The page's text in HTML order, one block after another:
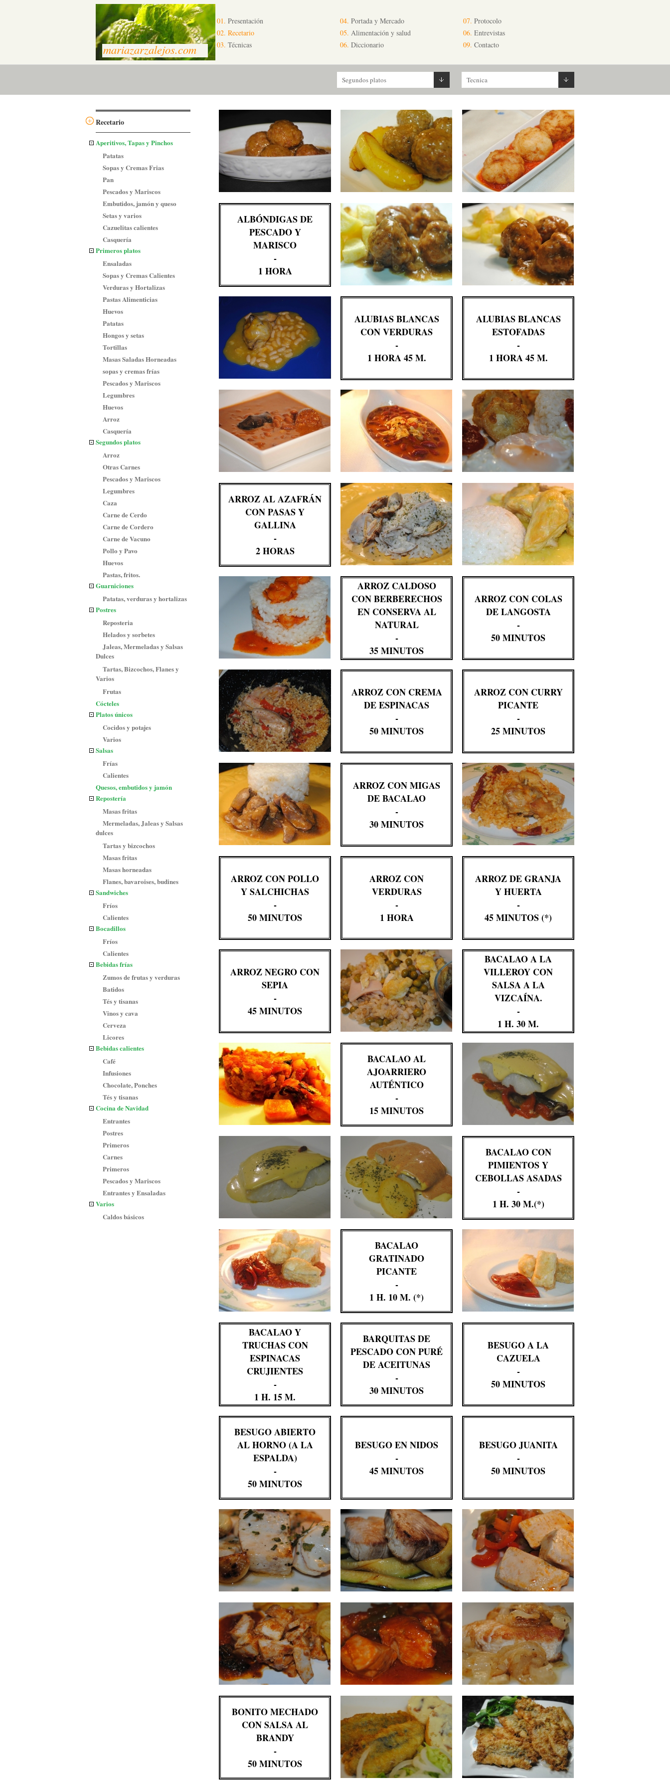
mariazarzalejos.com
01. Presentación 04. Portada y Mercado 07. Protocolo
02. Recetario 05. Alimentación y salud 06. Entrevistas
03. Técnicas 06. Diccionario 09. Contacto
Segundos platos Tecnica
Recetario
Aperitivos, Tapas y Pinchos
Patatas
Sopas y Cremas Frias
Pan
Pescados y Mariscos
Embutidos, jamón y queso
Setas y varios
Cazuelitas calientes
Casquería
Primeros platos
Ensaladas
Sopas y Cremas Calientes
Verduras y Hortalizas
Pastas Alimenticias
Huevos
Patatas
Hongos y setas
Tortillas
Masas Saladas Horneadas
sopas y cremas frías
Pescados y Mariscos
Legumbres
Huevos
Arroz
Casquería
Segundos platos
Arroz
Otras Carnes
Pescados y Mariscos
Legumbres
Caza
Carne de Cerdo
Carne de Cordero
Carne de Vacuno
Pollo y Pavo
Huevos
Pastas, fritos.
Guarniciones
Patatas, verduras y hortalizas
Postres
Reposteria
Helados y sorbetes
Jaleas, Mermeladas y Salsas
Dulces
Tartas, Bizcochos, Flanes y
Varios
Frutas
Cócteles
Platos únicos
Cocidos y potajes
Varios
Salsas
Frías
Calientes
Quesos, embutidos y jamón
Repostería
Masas fritas
Mermeladas, Jaleas y Salsas
dulces
Tartas y bizcochos
Masas fritas
Masas horneadas
Flanes, bavaroises, budines
Sandwiches
Fríos
Calientes
Bocadillos
Fríos
Calientes
Bebidas frías
Zumos de frutas y verduras
Batidos
Tés y tisanas
Vinos y cava
Cerveza
Licores
Bebidas calientes
Café
Infusiones
Chocolate, Ponches
Tés y tisanas
Cocina de Navidad
Entrantes
Postres
Primeros
Carnes
Primeros
Pescados y Mariscos
Entrantes y Ensaladas
Varios
Caldos básicos
ALBÓNDIGAS DE
PESCADO Y
MARISCO
-
1 HORA
ALUBIAS BLANCAS
CON VERDURAS
-
1 HORA 45 M.
ALUBIAS BLANCAS
ESTOFADAS
-
1 HORA 45 M.
ARROZ AL AZAFRÁN
CON PASAS Y
GALLINA
-
2 HORAS
ARROZ CALDOSO
CON BERBERECHOS
EN CONSERVA AL
NATURAL
-
35 MINUTOS
ARROZ CON COLAS
DE LANGOSTA
-
50 MINUTOS
ARROZ CON CREMA
DE ESPINACAS
-
50 MINUTOS
ARROZ CON CURRY
PICANTE
-
25 MINUTOS
ARROZ CON MIGAS
DE BACALAO
-
30 MINUTOS
ARROZ CON POLLO
Y SALCHICHAS
-
50 MINUTOS
ARROZ CON
VERDURAS
-
1 HORA
ARROZ DE GRANJA
Y HUERTA
-
45 MINUTOS (*)
ARROZ NEGRO CON
SEPIA
-
45 MINUTOS
BACALAO A LA
VILLEROY CON
SALSA A LA
VIZCAÍNA.
-
1 H. 30 M.
BACALAO AL
AJOARRIERO
AUTÉNTICO
-
15 MINUTOS
BACALAO CON
PIMIENTOS Y
CEBOLLAS ASADAS
-
1 H. 30 M.(*)
BACALAO
GRATINADO
PICANTE
-
1 H. 10 M. (*)
BACALAO Y
TRUCHAS CON
ESPINACAS
CRUJIENTES
-
1 H. 15 M.
BARQUITAS DE
PESCADO CON PURÉ
DE ACEITUNAS
-
30 MINUTOS
BESUGO A LA
CAZUELA
-
50 MINUTOS
BESUGO ABIERTO
AL HORNO (A LA
ESPALDA)
-
50 MINUTOS
BESUGO EN NIDOS
-
45 MINUTOS
BESUGO JUANITA
-
50 MINUTOS
BONITO MECHADO
CON SALSA AL
BRANDY
-
50 MINUTOS